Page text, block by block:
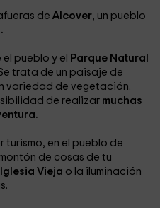
de Alcover, un pueblo
pueblo y el
Parque Natural
trata de un paisaje de
variedad de vegetación.
de realizar muchas
turismo, en el pueblo de
de cosas de tu
Vieja o la iluminación